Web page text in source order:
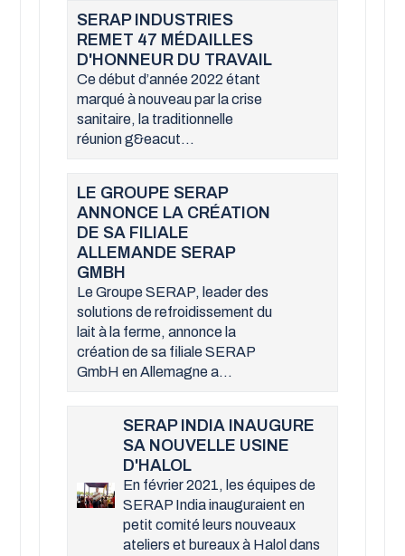
SERAP INDUSTRIES
REMET 47 MÉDAILLES
D'HONNEUR DU TRAVAIL
Ce début d’année 2022 étant
marqué à nouveau par la crise
sanitaire, la traditionnelle
réunion g&eacut...
LE GROUPE SERAP
ANNONCE LA CRÉATION
DE SA FILIALE
ALLEMANDE SERAP
GMBH
Le Groupe SERAP, leader des
solutions de refroidissement du
lait à la ferme, annonce la
création de sa filiale SERAP
GmbH en Allemagne a...
SERAP INDIA INAUGURE
SA NOUVELLE USINE
D'HALOL
En février 2021, les équipes de
SERAP India inauguraient en
petit comité leurs nouveaux
ateliers et bureaux à Halol dans